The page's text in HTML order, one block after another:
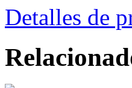
Detalles de